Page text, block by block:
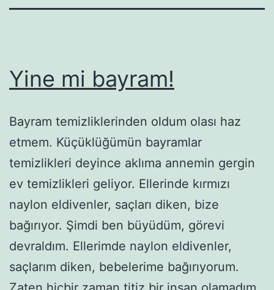
Yine mi bayram!
Bayram temizliklerinden oldum olası haz
etmem. Küçüklüğümün bayramlar
temizlikleri deyince aklıma annemin gergin
ev temizlikleri geliyor. Ellerinde kırmızı
naylon eldivenler, saçları diken, bize
bağırıyor. Şimdi ben büyüdüm, görevi
devraldım. Ellerimde naylon eldivenler,
saçlarım diken, bebelerime bağırıyorum.